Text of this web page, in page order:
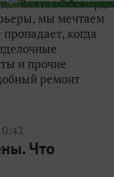
мы мечтаем
когда
и прочие
ремонт
Что